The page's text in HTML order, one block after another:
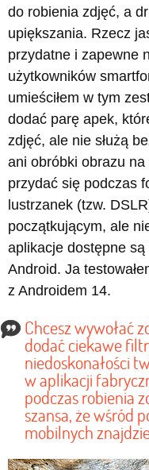
do robienia zdjęć, a
upiększania. Rzecz
przydatne i zapewne
użytkowników
umieściłem w tym
dodać parę apek,
zdjęć, ale nie służą
ani obróbki obrazu
przydać się podczas
lustrzanek (tzw.
początkującym, ale
aplikacje dostępne
Android. Ja
z Androidem 14.
Chcesz wywołać
dodać ciekawe
niedoskonałości
w aplikacji
podczas robienia
szansa, że wśród
mobilnych